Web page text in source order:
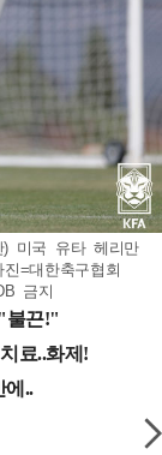
) 미국 유타 헤리만
=대한축구협회
금지